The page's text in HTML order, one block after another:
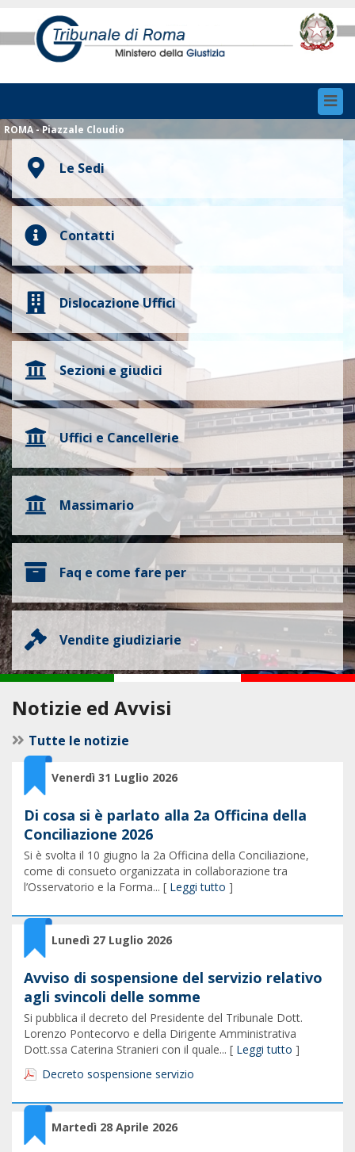
ROMA - Piazzale Cloudio
Le Sedi
Contatti
Dislocazione Uffici
Sezioni e giudici
Uffici e Cancellerie
Massimario
Faq e come fare per
Vendite giudiziarie
Notizie ed Avvisi
Tutte le notizie
Venerdì 31 Luglio 2026
Di cosa si è parlato alla 2a Officina della
Conciliazione 2026
Si è svolta il 10 giugno la 2a Officina della Conciliazione,
come di consueto organizzata in collaborazione tra
l’Osservatorio e la Forma... [ Leggi tutto ]
Lunedì 27 Luglio 2026
Avviso di sospensione del servizio relativo
agli svincoli delle somme
Si pubblica il decreto del Presidente del Tribunale Dott.
Lorenzo Pontecorvo e della Dirigente Amministrativa
Dott.ssa Caterina Stranieri con il quale... [ Leggi tutto ]
Decreto sospensione servizio
Martedì 28 Aprile 2026